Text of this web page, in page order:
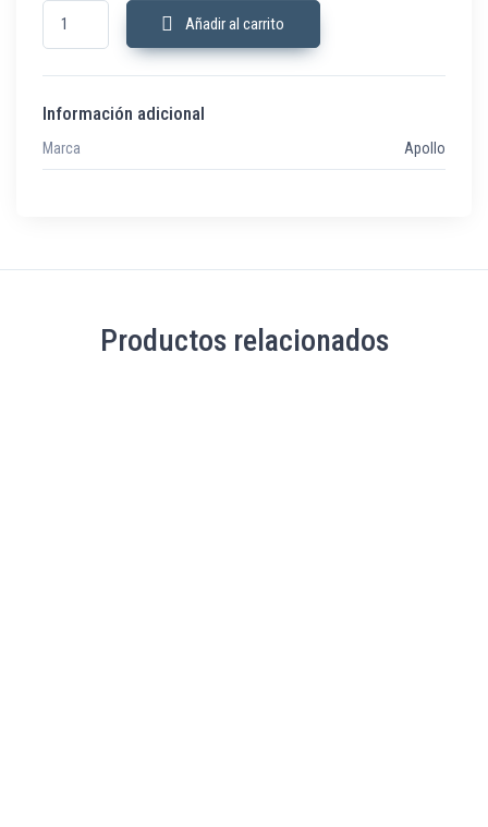
B04531-01 Tarjeta de direccionamiento XPERT XP95/Discovery cantidad
Añadir al carrito
Información adicional
Marca Apollo
Productos relacionados